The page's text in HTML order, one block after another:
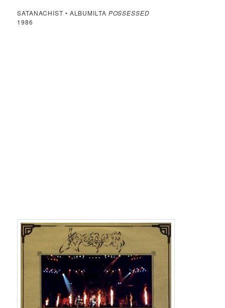
SATANACHIST • ALBUMILTA POSSESSED
1986